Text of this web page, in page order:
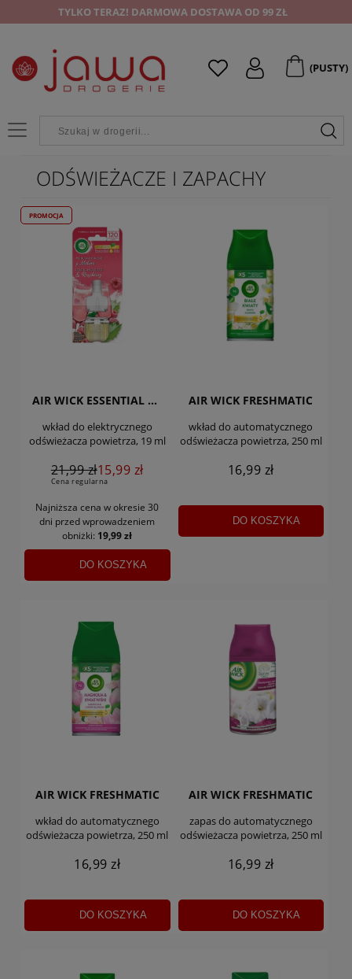
TYLKO TERAZ! DARMOWA DOSTAWA OD 99 ZŁ
(PUSTY)
ODŚWIEŻACZE I ZAPACHY
AIR WICK ESSENTIAL OIL
wkład do elektrycznego
odświeżacza powietrza, 19 ml
21,99 zł
Cena regularna
15,99 zł
Najniższa cena w okresie 30
dni przed wprowadzeniem
obniżki: 19,99 zł
DO KOSZYKA
PROMOCJA
AIR WICK FRESHMATIC
wkład do automatycznego
odświeżacza powietrza, 250 ml
16,99 zł
DO KOSZYKA
AIR WICK FRESHMATIC
wkład do automatycznego
odświeżacza powietrza, 250 ml
16,99 zł
DO KOSZYKA
AIR WICK FRESHMATIC
zapas do automatycznego
odświeżacza powietrza, 250 ml
16,99 zł
DO KOSZYKA